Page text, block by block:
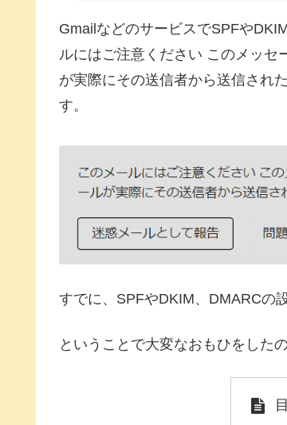
GmailなどのサービスでSPFや
ルにはご注意ください このメッ
が実際にその送信者から送信され
す。
すでに、SPFやDKIM、DMARCの
ということで大変なおもひをした